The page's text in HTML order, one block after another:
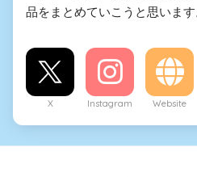
品をまとめていこうと思いま
X Instagram Website